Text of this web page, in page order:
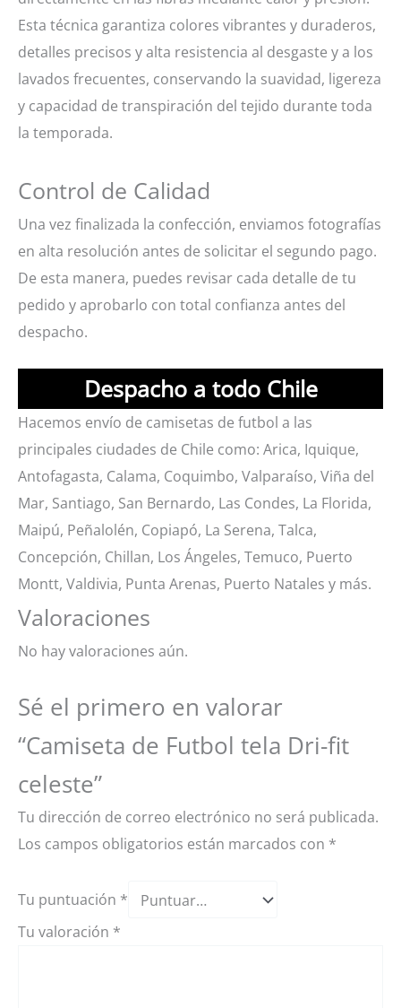
Esta técnica garantiza colores vibrantes y duraderos,
detalles precisos y alta resistencia al desgaste y a los
lavados frecuentes, conservando la suavidad, ligereza
y capacidad de transpiración del tejido durante toda
la temporada.
Control de Calidad
Una vez finalizada la confección, enviamos fotografías
en alta resolución antes de solicitar el segundo pago.
De esta manera, puedes revisar cada detalle de tu
pedido y aprobarlo con total confianza antes del
despacho.
Despacho a todo Chile
Hacemos envío de camisetas de futbol a las
principales ciudades de Chile como: Arica, Iquique,
Antofagasta, Calama, Coquimbo, Valparaíso, Viña del
Mar, Santiago, San Bernardo, Las Condes, La Florida,
Maipú, Peñalolén, Copiapó, La Serena, Talca,
Concepción, Chillan, Los Ángeles, Temuco, Puerto
Montt, Valdivia, Punta Arenas, Puerto Natales y más.
Valoraciones
No hay valoraciones aún.
Sé el primero en valorar
“Camiseta de Futbol tela Dri-fit
celeste”
Tu dirección de correo electrónico no será publicada.
Los campos obligatorios están marcados con *
Tu puntuación *
Tu valoración *